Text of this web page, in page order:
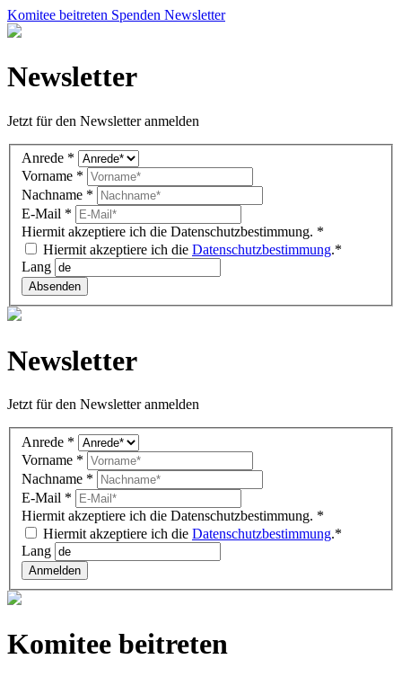
Komitee beitreten Spenden Newsletter
Newsletter
Jetzt für den Newsletter anmelden
Newsletter
DE
(overlay)
Anrede *
Vorname *
Nachname *
E-Mail *
Hiermit akzeptiere ich die Datenschutzbestimmung. *
Hiermit akzeptiere ich die Datenschutzbestimmung.*
Lang
Absenden
Newsletter
Jetzt für den Newsletter anmelden
Newsletter
DE
(footer)
Anrede *
Vorname *
Nachname *
E-Mail *
Hiermit akzeptiere ich die Datenschutzbestimmung. *
Hiermit akzeptiere ich die Datenschutzbestimmung.*
Lang
Anmelden
Komitee beitreten